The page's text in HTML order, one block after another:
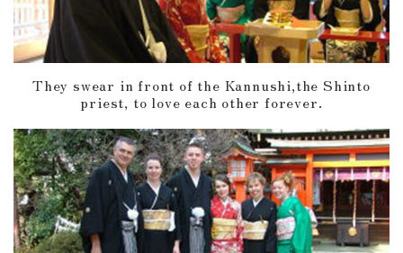
They swear in front of the Kannushi,the Shinto
priest, to love each other forever.